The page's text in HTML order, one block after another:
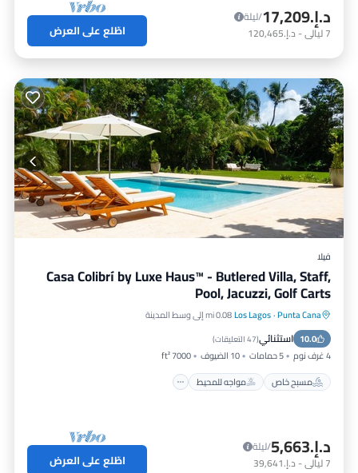
د.إ.‏17,209
/ليلة
7ليالي- د.إ.‏120,465 اطّلع على العرض
فيلا
Casa Colibrí by Luxe Haus™ - Butlered Villa, Staff,
Pool, Jacuzzi, Golf Carts
Punta Cana
·
Los Lagos0.08 mi إلى وسط المدينة
10.0 استثنائي(47 التعليقات )
4 غرف نوم 5 حمامات 10 الضيوف
7000 ft²
مسبح خاص
مواجه للمحيط
مسبح خاص
مواجه للمحيط
حوض استحمام ساخن
د.إ.‏5,663
/ليلة
7ليالي- د.إ.‏39,641 اطّلع على العرض